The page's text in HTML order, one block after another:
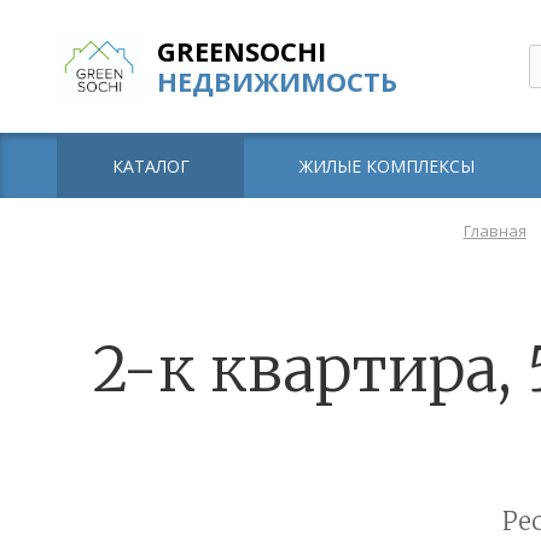
GREENSOCHI
НЕДВИЖИМОСТЬ
КАТАЛОГ ЖИЛЫЕ КОМПЛЕКСЫ
Главная
2-к